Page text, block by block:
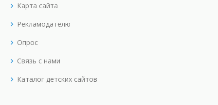
Карта сайта
Рекламодателю
Опрос
Связь с нами
Каталог детских сайтов